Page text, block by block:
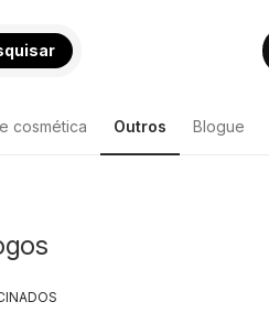
cosmética Outros Blogue